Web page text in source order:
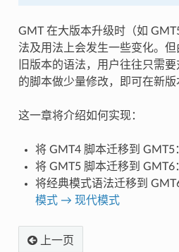
GMT 在大版本升级时（如
法及用法上会发生一些变化。
旧版本的语法，用户往往只需
的脚本做少量修改，即可在新版
这一章将介绍如何实现：
将 GMT4 脚本迁移到 GMT5
将 GMT5 脚本迁移到 GMT6
将经典模式语法迁移到
模式 → 现代模式
上一页